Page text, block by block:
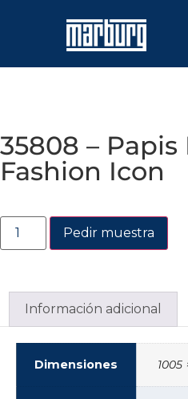
35808 – Papis
Fashion Icon
Pedir muestra
Información adicional
Dimensiones 1005